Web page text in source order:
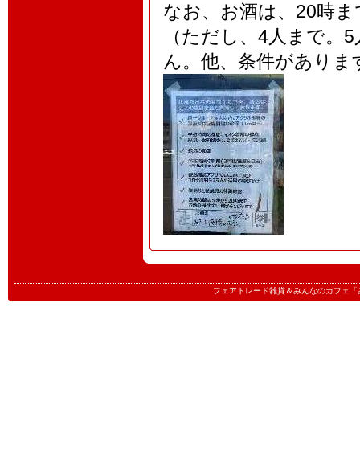
なお、お酒は、20時
（ただし、4人まで。
ん。他、条件がありま
フェアトレード雑貨＆みんなのカフェ